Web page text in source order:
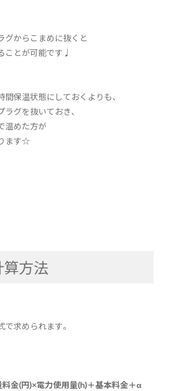
グからこまめに抜くと
ことが可能です♩
保温状態にしておくよりも、
グを抜いておき、
温めた方が
ます☆
方法
求められます。
金(円)×電力使用量(h)＋基本料金＋α